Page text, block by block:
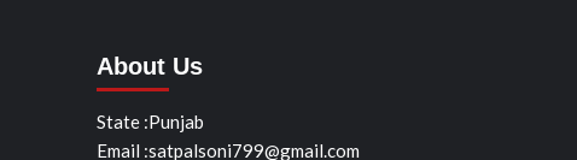
About Us
State :Punjab
Email :satpalsoni799@gmail.com